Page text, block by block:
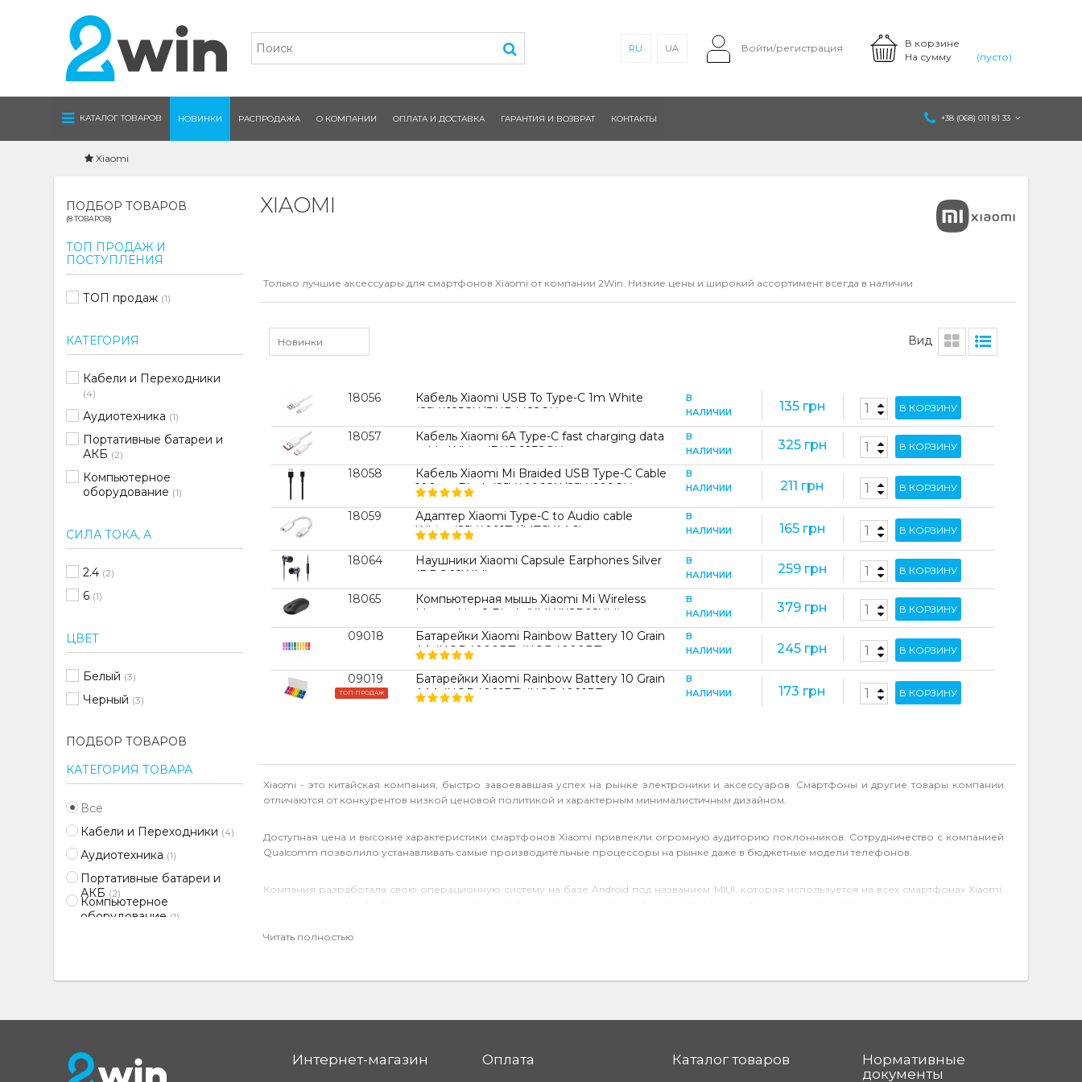
В корзине
На сумму
(пусто)
RU UA Войти/регистрация
КАТАЛОГ ТОВАРОВ НОВИНКИ РАСПРОДАЖА О КОМПАНИИ ОПЛАТА И ДОСТАВКА ГАРАНТИЯ И ВОЗВРАТ КОНТАКТЫ +38 (068) 011 81 33
Xiaomi
ПОДБОР ТОВАРОВ
(8 ТОВАРОВ)
ТОП ПРОДАЖ И
ПОСТУПЛЕНИЯ
ТОП продаж (1)
КАТЕГОРИЯ
Кабели и Переходники
(4)
Аудиотехника (1)
Портативные батареи и
АКБ (2)
Компьютерное
оборудование (1)
СИЛА ТОКА, А
2.4 (2)
6 (1)
ЦВЕТ
Белый (3)
Черный (3)
ПОДБОР ТОВАРОВ
КАТЕГОРИЯ ТОВАРА
Все
Кабели и Переходники (4)
Аудиотехника (1)
Портативные батареи и
АКБ (2)
Компьютерное
оборудование (1)
XIAOMI
Только лучшие аксессуары для смартфонов Xiaomi от компании 2Win. Низкие цены и широкий ассортимент всегда в наличии
Вид
Новинки
18056
Кабель Xiaomi USB To Type-C 1m White
(SJV4125CN/BHR4422GL)
В
НАЛИЧИИ
135 грн В КОРЗИНУ
18057
Кабель Xiaomi 6A Type-C fast charging data
cable White (BHR6032GL)
В
НАЛИЧИИ
325 грн В КОРЗИНУ
18058
Кабель Xiaomi Mi Braided USB Type-C Cable
100cm Black (SJV4096CN/SJV4109GL)
В
НАЛИЧИИ
211 грн В КОРЗИНУ
18059
Адаптер Xiaomi Type-C to Audio cable
White (SJV4091TY/MTCYAAC)
В
НАЛИЧИИ
165 грн В КОРЗИНУ
18064
Наушники Xiaomi Capsule Earphones Silver
(DDQ01WM)
В
НАЛИЧИИ
259 грн В КОРЗИНУ
18065
Компьютерная мышь Xiaomi Mi Wireless
Mouse Lite 2 Black (XMWXSB02YM)
В
НАЛИЧИИ
379 грн В КОРЗИНУ
09018
Батарейки Xiaomi Rainbow Battery 10 Grain
AA (NQD4000RT) (NQD4000RT)
В
НАЛИЧИИ
245 грн В КОРЗИНУ
09019
Батарейки Xiaomi Rainbow Battery 10 Grain
AAA (NQD4001RT) (NQD4001RT)
ТОП ПРОДАЖ
В
НАЛИЧИИ
173 грн В КОРЗИНУ
Xiaomi - это китайская компания, быстро завоевавшая успех на рынке электроники и аксессуаров. Смартфоны и другие товары компании
отличаются от конкурентов низкой ценовой политикой и характерным минималистичным дизайном.
Доступная цена и высокие характеристики смартфонов Xiaomi привлекли огромную аудиторию поклонников. Сотрудничество с компанией
Qualcomm позволило устанавливать самые производительные процессоры на рынке даже в бюджетные модели телефонов.
Компания разработала свою операционную систему на базе Android под названием MIUI, которая используется на всех смартфонах Xiaomi,
Читать полностью
Интернет-магазин Оплата Каталог товаров
Нормативные
документы